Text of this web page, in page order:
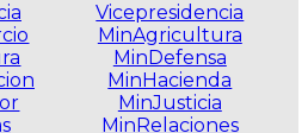
Vicepresidencia
MinAgricultura
MinDefensa
MinHacienda
MinJusticia
MinRelaciones